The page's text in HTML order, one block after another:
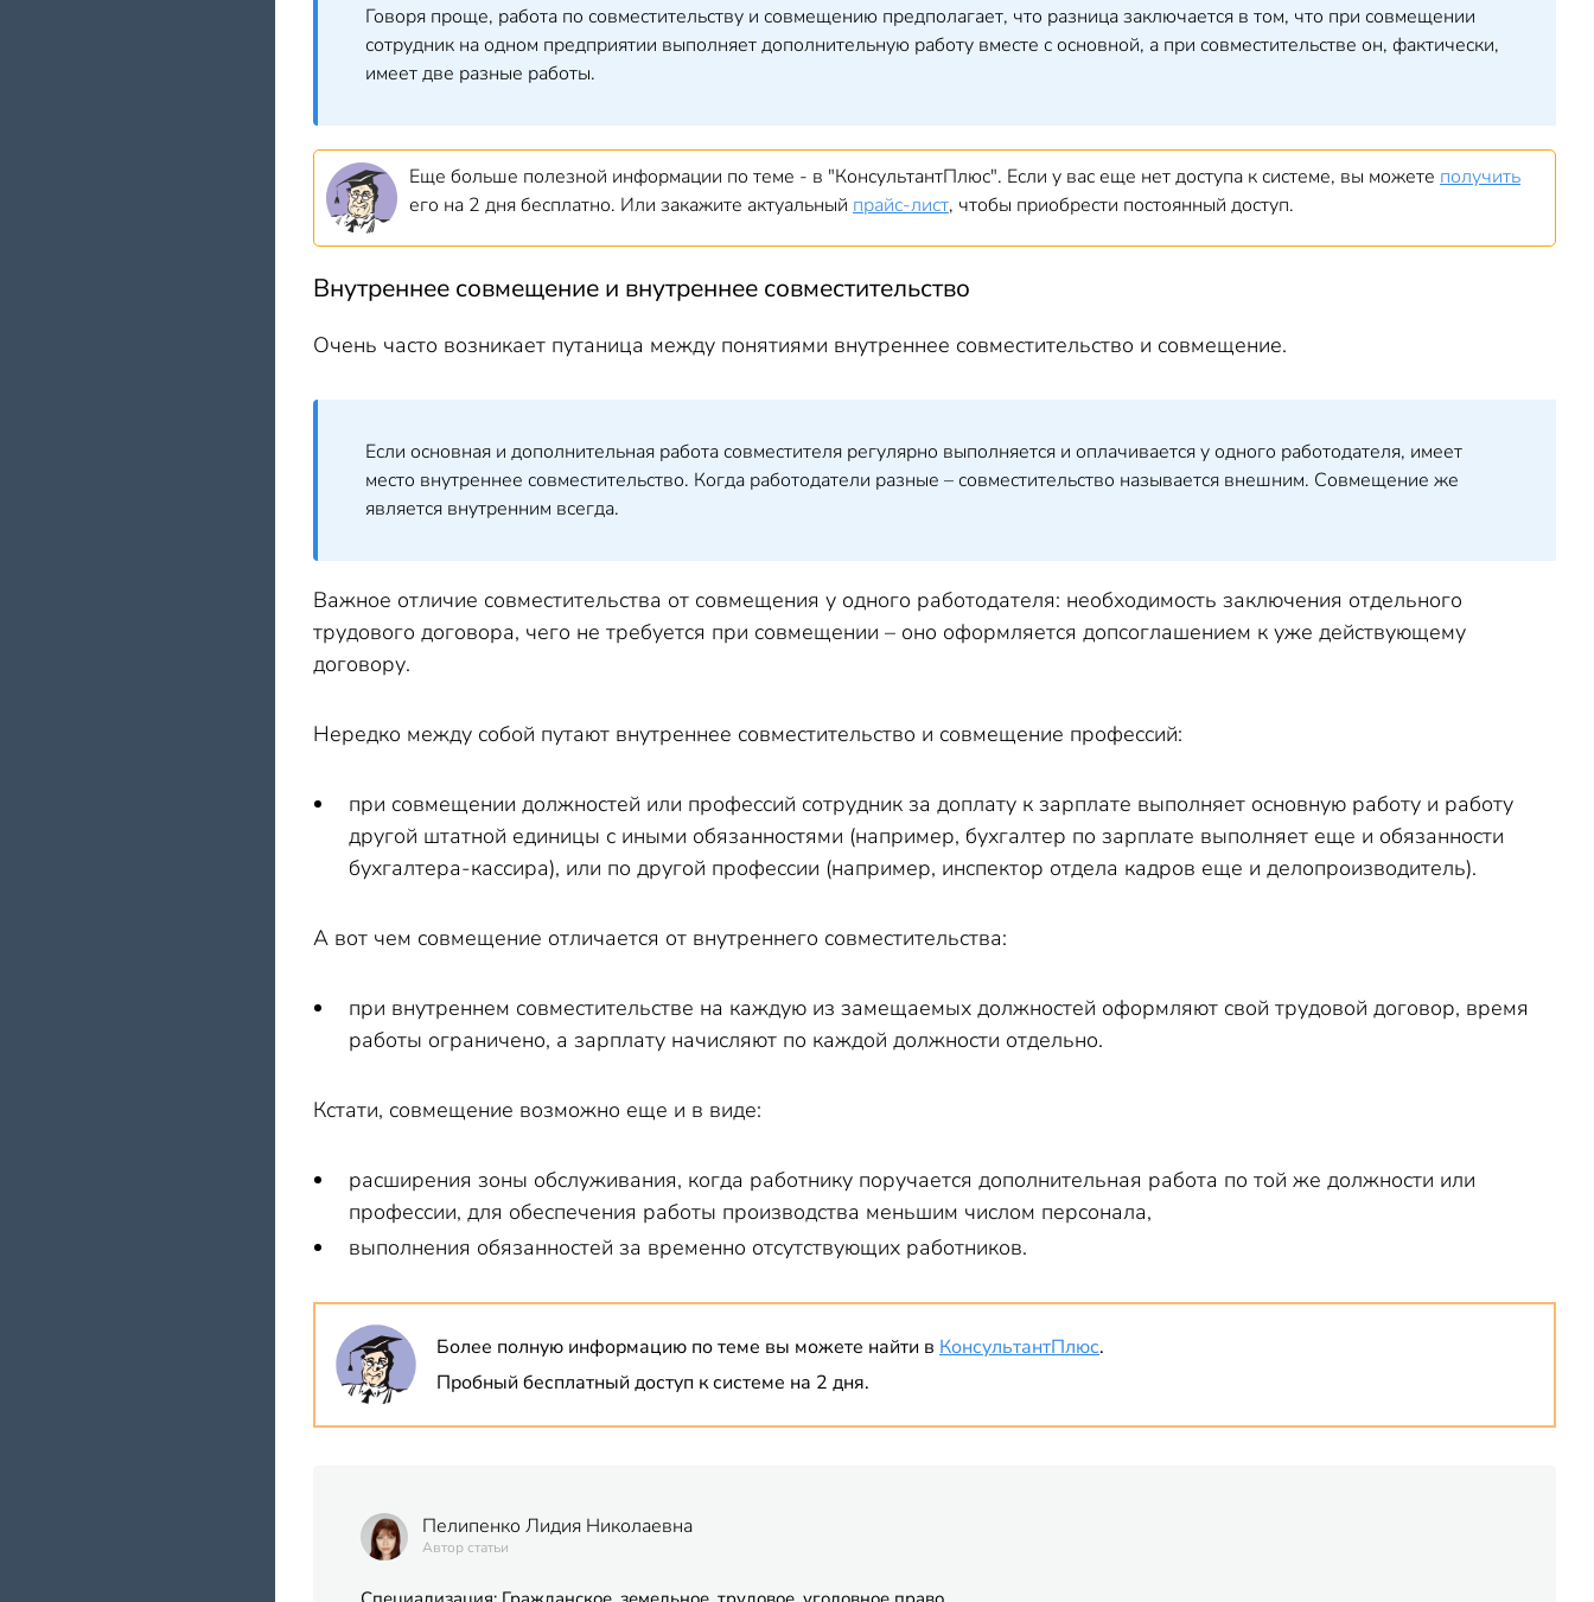
Говоря проще, работа по совместительству и совмещению предполагает, что разница заключается в том, что при совмещении
сотрудник на одном предприятии выполняет дополнительную работу вместе с основной, а при совместительстве он, фактически,
имеет две разные работы.
Еще больше полезной информации по теме - в "КонсультантПлюс". Если у вас еще нет доступа к системе, вы можете получить
его на 2 дня бесплатно. Или закажите актуальный прайс-лист, чтобы приобрести постоянный доступ.
Внутреннее совмещение и внутреннее совместительство
Очень часто возникает путаница между понятиями внутреннее совместительство и совмещение.
Если основная и дополнительная работа совместителя регулярно выполняется и оплачивается у одного работодателя, имеет
место внутреннее совместительство. Когда работодатели разные – совместительство называется внешним. Совмещение же
является внутренним всегда.
Важное отличие совместительства от совмещения у одного работодателя: необходимость заключения отдельного
трудового договора, чего не требуется при совмещении – оно оформляется допсоглашением к уже действующему
договору.
Нередко между собой путают внутреннее совместительство и совмещение профессий:
при совмещении должностей или профессий сотрудник за доплату к зарплате выполняет основную работу и работу
другой штатной единицы с иными обязанностями (например, бухгалтер по зарплате выполняет еще и обязанности
бухгалтера-кассира), или по другой профессии (например, инспектор отдела кадров еще и делопроизводитель).
А вот чем совмещение отличается от внутреннего совместительства:
при внутреннем совместительстве на каждую из замещаемых должностей оформляют свой трудовой договор, время
работы ограничено, а зарплату начисляют по каждой должности отдельно.
Кстати, совмещение возможно еще и в виде:
расширения зоны обслуживания, когда работнику поручается дополнительная работа по той же должности или
профессии, для обеспечения работы производства меньшим числом персонала,
выполнения обязанностей за временно отсутствующих работников.
Более полную информацию по теме вы можете найти в КонсультантПлюс.
Пробный бесплатный доступ к системе на 2 дня.
Пелипенко Лидия Николаевна
Автор статьи